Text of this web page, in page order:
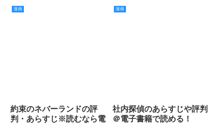
漫画
約束のネバーランドの評
判・あらすじ※読むなら電
漫画
社内探偵のあらすじや評判
＠電子書籍で読める！